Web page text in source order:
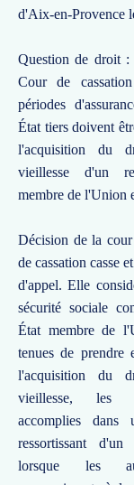
d'Aix-en-Provence
Question de droit :
Cour de
périodes
État tiers doivent
l'acquisition du
vieillesse d'un
membre de l'Union
Décision de la
de cassation casse
d'appel. Elle
sécurité sociale
État membre de
tenues de prendre
l'acquisition du
vieillesse, les
accomplies
ressortissant
lorsque les